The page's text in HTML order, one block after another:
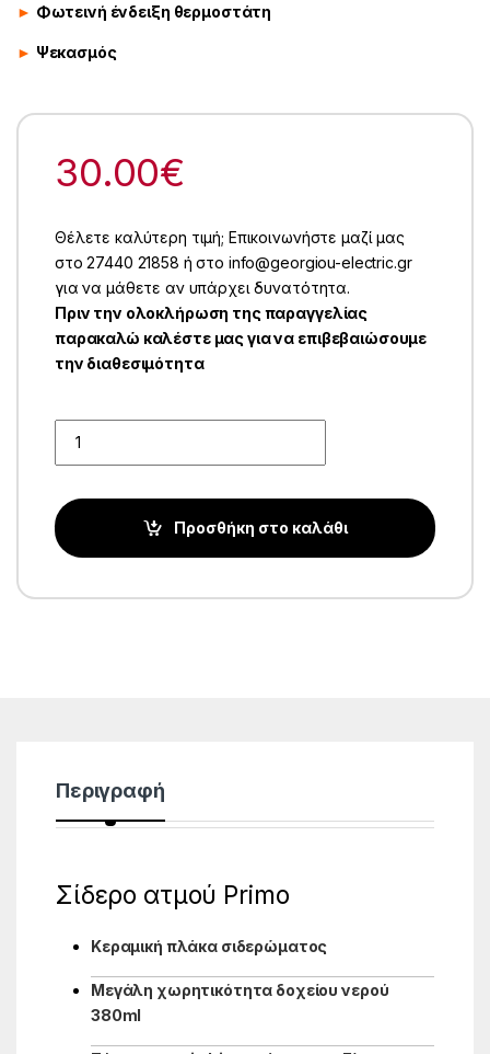
► Φωτεινή ένδειξη θερμοστάτη
► Ψεκασμός
30.00€
Θέλετε καλύτερη τιμή; Επικοινωνήστε μαζί μας
στο 27440 21858 ή στο info@georgiou-electric.gr
για να μάθετε αν υπάρχει δυνατότητα.
Πριν την ολοκλήρωση της παραγγελίας
παρακαλώ καλέστε μας για να επιβεβαιώσουμε
την διαθεσιμότητα
Προσθήκη στο καλάθι
Περιγραφή
Σίδερο ατμού Primo
Κεραμική πλάκα σιδερώματος
Μεγάλη χωρητικότητα δοχείου νερού
380ml